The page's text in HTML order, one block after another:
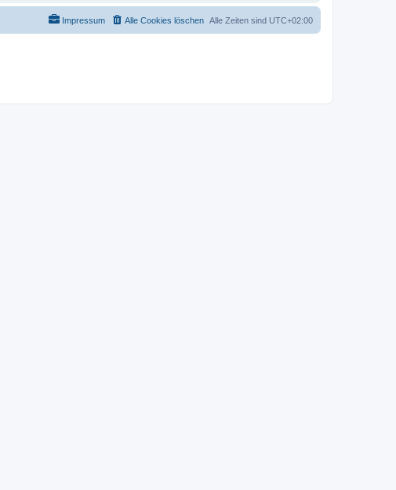
Alle Zeiten sind UTC+02:00
Alle Cookies löschen
Impressum